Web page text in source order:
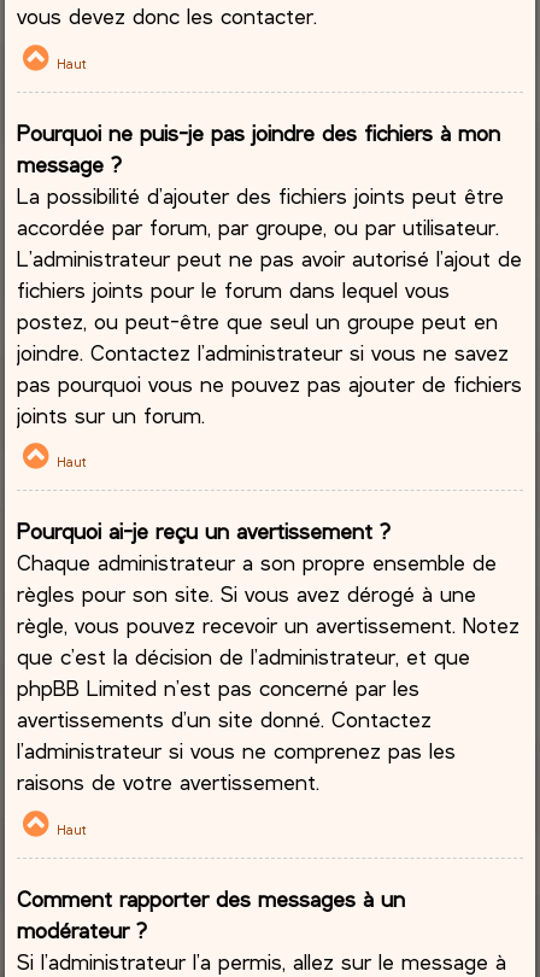
vous devez donc les contacter.
Haut
Pourquoi ne puis-je pas joindre des fichiers à mon
message ?
La possibilité d’ajouter des fichiers joints peut être
accordée par forum, par groupe, ou par utilisateur.
L’administrateur peut ne pas avoir autorisé l’ajout de
fichiers joints pour le forum dans lequel vous
postez, ou peut-être que seul un groupe peut en
joindre. Contactez l’administrateur si vous ne savez
pas pourquoi vous ne pouvez pas ajouter de fichiers
joints sur un forum.
Haut
Pourquoi ai-je reçu un avertissement ?
Chaque administrateur a son propre ensemble de
règles pour son site. Si vous avez dérogé à une
règle, vous pouvez recevoir un avertissement. Notez
que c’est la décision de l’administrateur, et que
phpBB Limited n’est pas concerné par les
avertissements d’un site donné. Contactez
l’administrateur si vous ne comprenez pas les
raisons de votre avertissement.
Haut
Comment rapporter des messages à un
modérateur ?
Si l’administrateur l’a permis, allez sur le message à